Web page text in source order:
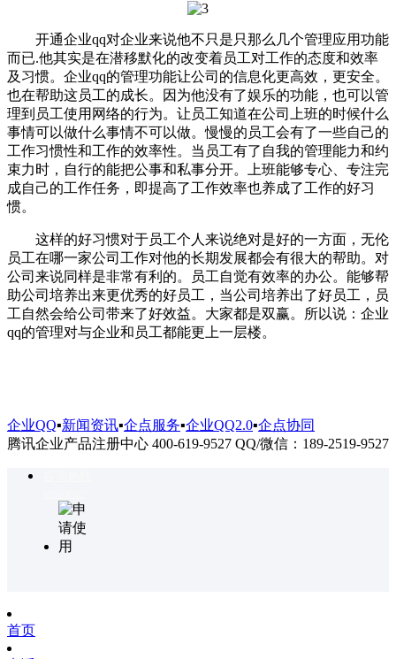
开通企业qq对企业来说他不只是只那么几个管理应用功能
而已.他其实是在潜移默化的改变着员工对工作的态度和效率
及习惯。企业qq的管理功能让公司的信息化更高效，更安全。
也在帮助这员工的成长。因为他没有了娱乐的功能，也可以管
理到员工使用网络的行为。让员工知道在公司上班的时候什么
事情可以做什么事情不可以做。慢慢的员工会有了一些自己的
工作习惯性和工作的效率性。当员工有了自我的管理能力和约
束力时，自行的能把公事和私事分开。上班能够专心、专注完
成自己的工作任务，即提高了工作效率也养成了工作的好习
惯。
这样的好习惯对于员工个人来说绝对是好的一方面，无伦
员工在哪一家公司工作对他的长期发展都会有很大的帮助。对
公司来说同样是非常有利的。员工自觉有效率的办公。能够帮
助公司培养出来更优秀的好员工，当公司培养出了好员工，员
工自然会给公司带来了好效益。大家都是双赢。所以说：企业
qq的管理对与企业和员工都能更上一层楼。
企业QQ▪新闻资讯▪企点服务▪企业QQ2.0▪企点协同
腾讯企业产品注册中心 400-619-9527 QQ/微信：189-2519-9527
首页